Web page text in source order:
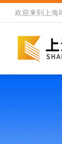
欢迎来到 上